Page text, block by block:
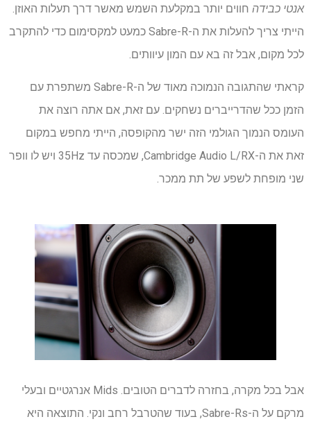
אנטי כבידה חווים יותר במקלעת השמש מאשר דרך תעלות האוזן.
הייתי צריך להעלות את ה-Sabre-R כמעט למקסימום כדי להתקרב
לכל מקום, אבל זה בא עם המון עיוותים.
קראתי שהתגובה הנמוכה מאוד של ה-Sabre-R משתפרת עם
הזמן ככל שהדרייברים נשחקים. עם זאת, אם אתה רוצה את
העומס הנמוך הגולמי הזה ישר מהקופסה, הייתי מחפש במקום
זאת את ה-Cambridge Audio L/RX, שמכסה עד 35Hz ויש לו וופר
שני מופחת לשפע של תת ממכר.
אבל בכל מקרה, בחזרה לדברים הטובים. Mids אנרגטיים ובעלי
מרקם על ה-Sabre-Rs, בעוד שהטרבל רחב ונקי. התוצאה היא